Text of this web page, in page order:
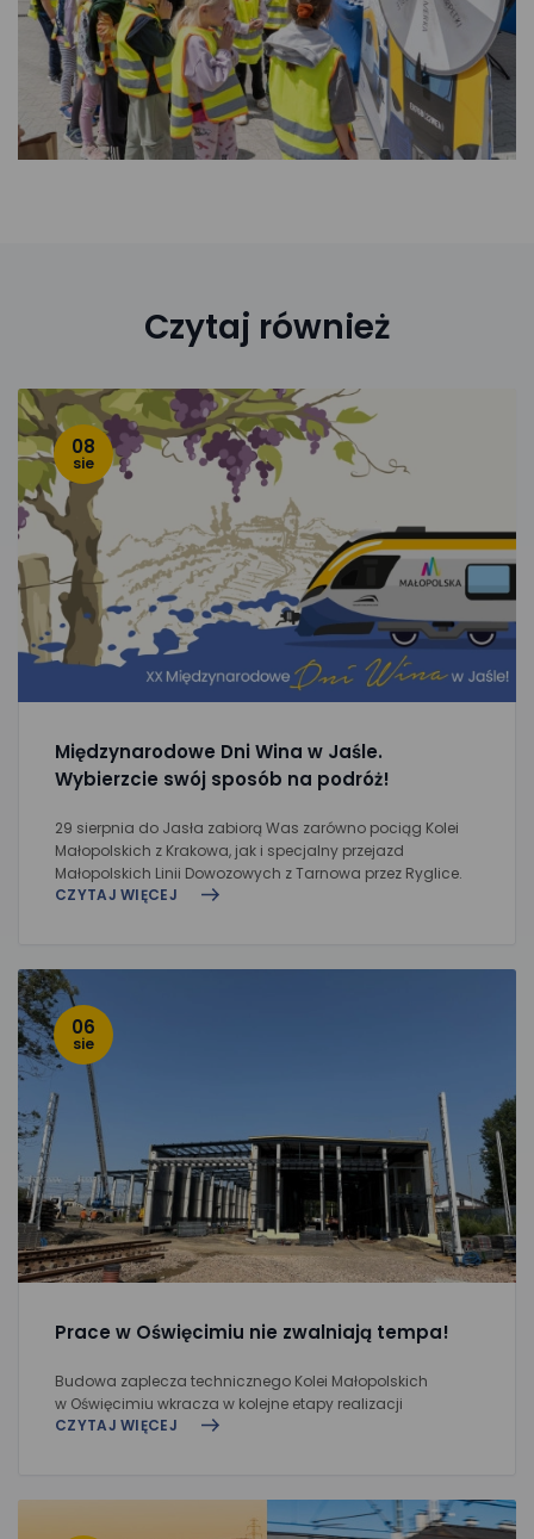
Czytaj również
08
sie
Międzynarodowe Dni Wina w Jaśle.
Wybierzcie swój sposób na podróż!
29 sierpnia do Jasła zabiorą Was zarówno pociąg Kolei
Małopolskich z Krakowa, jak i specjalny przejazd
CZYTAJ WIĘCEJ
06
sie
Prace w Oświęcimiu nie zwalniają tempa!
Budowa zaplecza technicznego Kolei Małopolskich
w Oświęcimiu wkracza w kolejne etapy realizacji
CZYTAJ WIĘCEJ